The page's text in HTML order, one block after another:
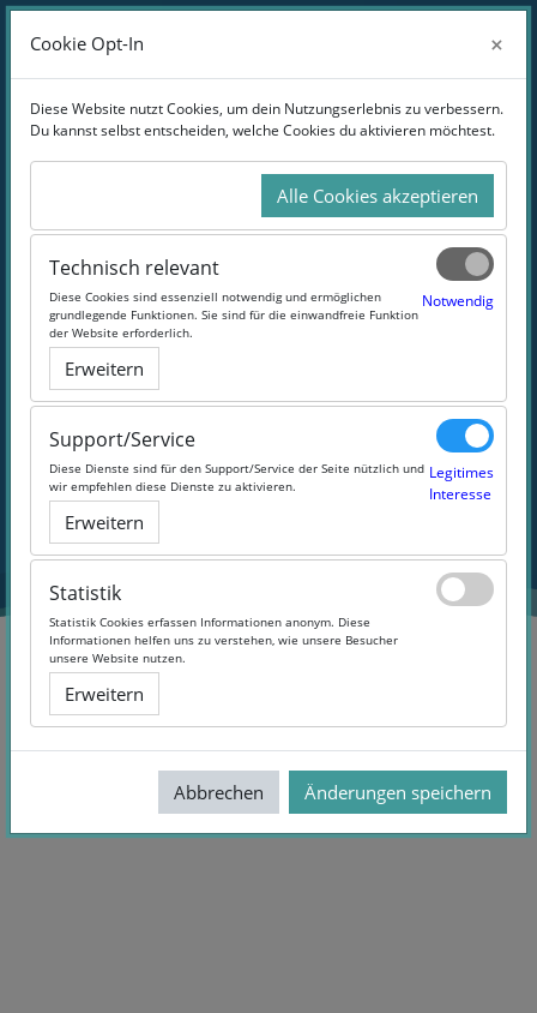
Zum Hauptinhalt
Website-Übersicht
Anmelden
integration@oncampus
Beste Voraussetzungen für Deinen Start in
#Integration #refugeeswelcome #kostenlos
Integration_Übersicht
Abschnittsübersicht
Cookie Opt-In ×
Diese Website nutzt Cookies, um dein Nutzungserlebnis zu verbessern.
Du kannst selbst entscheiden, welche Cookies du aktivieren möchtest.
Alle Cookies akzeptieren
Technisch relevant
Diese Cookies sind essenziell notwendig und ermöglichen
grundlegende Funktionen. Sie sind für die einwandfreie Funktion
der Website erforderlich.
Notwendig
Erweitern
Support/Service
Diese Dienste sind für den Support/Service der Seite nützlich und
wir empfehlen diese Dienste zu aktivieren.
Legitimes
Interesse
Erweitern
Statistik
Statistik Cookies erfassen Informationen anonym. Diese
Informationen helfen uns zu verstehen, wie unsere Besucher
unsere Website nutzen.
Erweitern
Abbrechen Änderungen speichern
Cookie Opt-In ×
Diese Website nutzt Cookies, um dein Nutzungserlebnis zu verbessern.
Du kannst selbst entscheiden, welche Cookies du aktivieren möchtest.
Alle Cookies akzeptieren
Technisch relevant
Diese Cookies sind essenziell notwendig und ermöglichen
grundlegende Funktionen. Sie sind für die einwandfreie Funktion
der Website erforderlich.
Notwendig
Erweitern
Support/Service
Diese Dienste sind für den Support/Service der Seite nützlich und
wir empfehlen diese Dienste zu aktivieren.
Legitimes
Interesse
Erweitern
Statistik
Statistik Cookies erfassen Informationen anonym. Diese
Informationen helfen uns zu verstehen, wie unsere Besucher
unsere Website nutzen.
Erweitern
Abbrechen Änderungen speichern